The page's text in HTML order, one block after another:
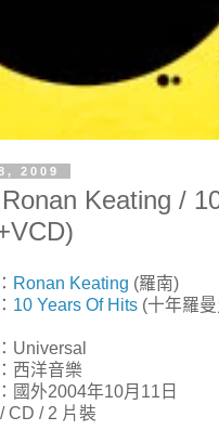
2009
Ronan Keating /
Ronan Keating (羅南)
10 Years Of Hits (十年羅
Universal
西洋音樂
國外2004年10月11日
/ 2 片裝